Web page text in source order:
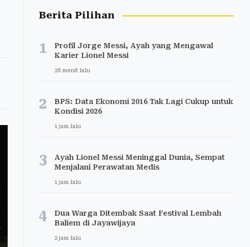
Berita Pilihan
1
Profil Jorge Messi, Ayah yang Mengawal
Karier Lionel Messi
28 menit lalu
2
BPS: Data Ekonomi 2016 Tak Lagi Cukup untuk
Kondisi 2026
1 jam lalu
3
Ayah Lionel Messi Meninggal Dunia, Sempat
Menjalani Perawatan Medis
1 jam lalu
4
Dua Warga Ditembak Saat Festival Lembah
Baliem di Jayawijaya
2 jam lalu